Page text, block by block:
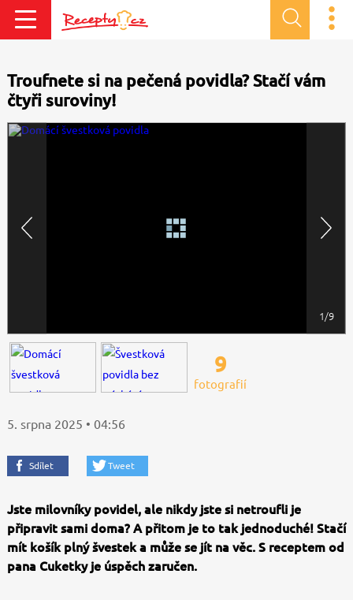
Troufnete si na pečená povidla? Stačí vám
čtyři suroviny!
1/9
9
fotografií
5. srpna 2025 • 04:56
Sdílet Tweet
Jste milovníky povidel, ale nikdy jste si netroufli je
připravit sami doma? A přitom je to tak jednoduché! Stačí
mít košík plný švestek a může se jít na věc. S receptem od
pana Cuketky je úspěch zaručen.